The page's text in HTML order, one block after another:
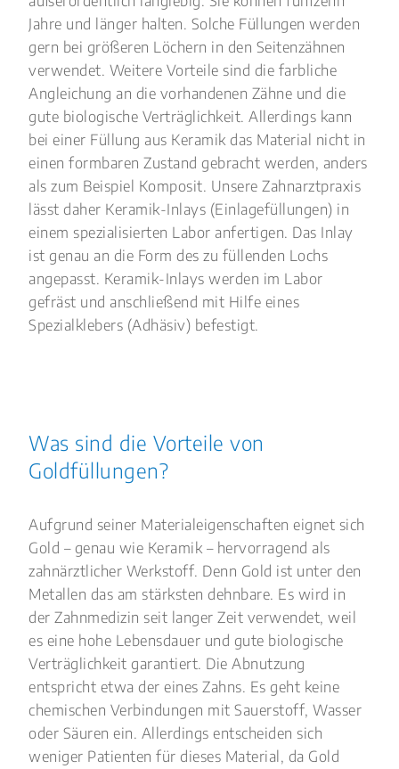
Jahre und länger halten. Solche Füllungen werden
gern bei größeren Löchern in den Seitenzähnen
verwendet. Weitere Vorteile sind die farbliche
Angleichung an die vorhandenen Zähne und die
gute biologische Verträglichkeit. Allerdings kann
bei einer Füllung aus Keramik das Material nicht in
einen formbaren Zustand gebracht werden, anders
als zum Beispiel Komposit. Unsere Zahnarztpraxis
lässt daher Keramik-Inlays (Einlagefüllungen) in
einem spezialisierten Labor anfertigen. Das Inlay
ist genau an die Form des zu füllenden Lochs
angepasst. Keramik-Inlays werden im Labor
gefräst und anschließend mit Hilfe eines
Spezialklebers (Adhäsiv) befestigt.
Was sind die Vorteile von
Goldfüllungen?
Aufgrund seiner Materialeigenschaften eignet sich
Gold – genau wie Keramik – hervorragend als
zahnärztlicher Werkstoff. Denn Gold ist unter den
Metallen das am stärksten dehnbare. Es wird in
der Zahnmedizin seit langer Zeit verwendet, weil
es eine hohe Lebensdauer und gute biologische
Verträglichkeit garantiert. Die Abnutzung
entspricht etwa der eines Zahns. Es geht keine
chemischen Verbindungen mit Sauerstoff, Wasser
oder Säuren ein. Allerdings entscheiden sich
weniger Patienten für dieses Material, da Gold